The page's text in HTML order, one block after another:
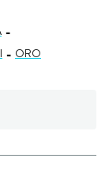
-
- ORO